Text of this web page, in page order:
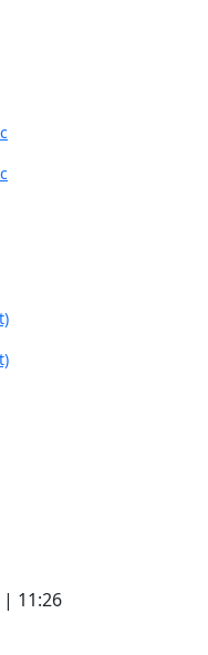
| 11:26